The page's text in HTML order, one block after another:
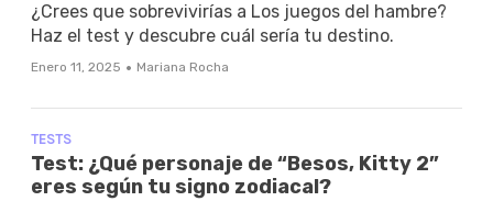
¿Crees que sobrevivirías a Los juegos del hambre?
Haz el test y descubre cuál sería tu destino.
Enero 11, 2025 · Mariana Rocha
TESTS
Test: ¿Qué personaje de “Besos, Kitty 2”
eres según tu signo zodiacal?